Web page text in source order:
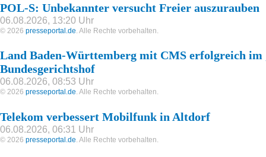
POL-S: Unbekannter versucht Freier auszurauben
06.08.2026, 13:20 Uhr
© 2026 presseportal.de. Alle Rechte vorbehalten.
Land Baden-Württemberg mit CMS erfolgreich
Bundesgerichtshof
06.08.2026, 08:53 Uhr
© 2026 presseportal.de. Alle Rechte vorbehalten.
Telekom verbessert Mobilfunk in Altdorf
06.08.2026, 06:31 Uhr
© 2026 presseportal.de . Alle Rechte vorbehalten.